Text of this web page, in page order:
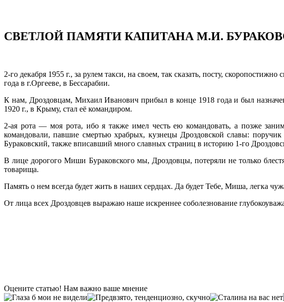
СВЕТЛОЙ ПАМЯТИ КАПИТАНА М.И.
2-го декабря 1955 г., за рулем такси, на своем, так сказать, посту,
года в г.Оргееве, в Бессарабии.
К нам, Дроздовцам, Михаил Иванович прибыл в конце 1918 года и был
1920 г., в Крыму, стал её командиром.
2-ая рота — моя рота, ибо я также имел честь ею командовать, а позже
командовали, павшие смертью храбрых, кузнецы Дроздовской славы:
Бураковский, также вписавший много славных страниц в историю 1-го
В лице дорогого Миши Бураковского мы, Дроздовцы, потеряли не только
товарища.
Память о нем всегда будет жить в наших сердцах. Да будет Тебе, Миша, легка
От лица всех Дроздовцев выражаю наше искреннее соболезнование
Оцените статью! Нам важно ваше мнение